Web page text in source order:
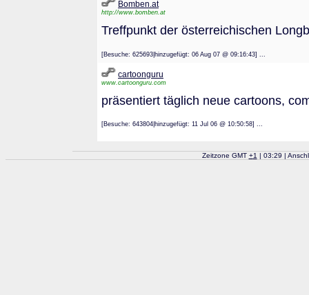
Bomben.at
http://www.bomben.at
Treffpunkt der österreichischen
[Besuche: 625693|hinzugefügt: 06 Aug 07 @ 09:16:43] ...
cartoonguru
www.cartoonguru.com
präsentiert täglich neue cartoons,
[Besuche: 643804|hinzugefügt: 11 Jul 06 @ 10:50:58] ...
Zeitzone GMT +1 | 03:29 |